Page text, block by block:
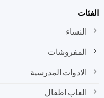
النساء
المفروشات
الادوات المدرسية
العاب اطفال